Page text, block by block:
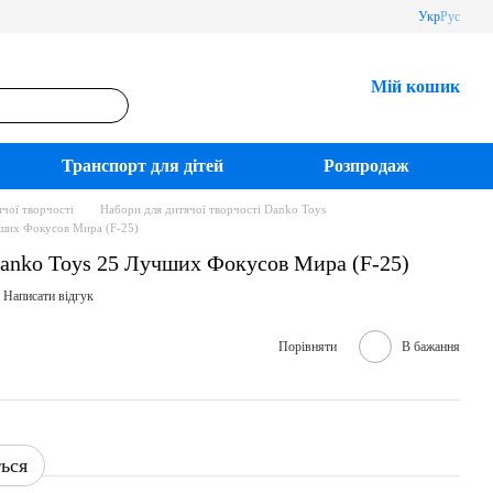
УкрРус
Мій кошик
Транспорт для дітей Розпродаж
творчості
Набори для дитячої творчості Danko Toys
Фокусов Мира (F-25)
Toys 25 Лучших Фокусов Мира (F-25)
Написати відгук
Порівняти В бажання